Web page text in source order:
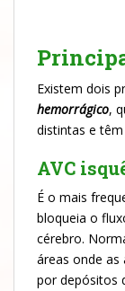
Existem dois
hemorrágico,
distintas e
AVC
É o mais
bloqueia o
cérebro.
áreas onde
por depósitos